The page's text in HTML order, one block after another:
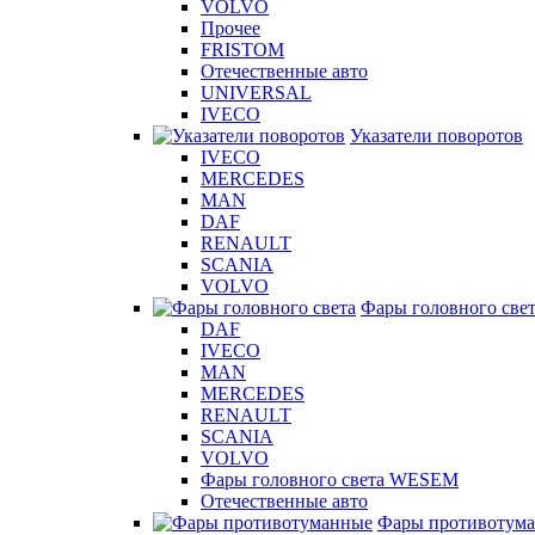
VOLVO
Прочее
FRISTOM
Отечественные авто
UNIVERSAL
IVECO
Указатели поворотов
IVECO
MERCEDES
MAN
DAF
RENAULT
SCANIA
VOLVO
Фары головного
DAF
IVECO
MAN
MERCEDES
RENAULT
SCANIA
VOLVO
Фары головного света WESEM
Отечественные авто
Фары